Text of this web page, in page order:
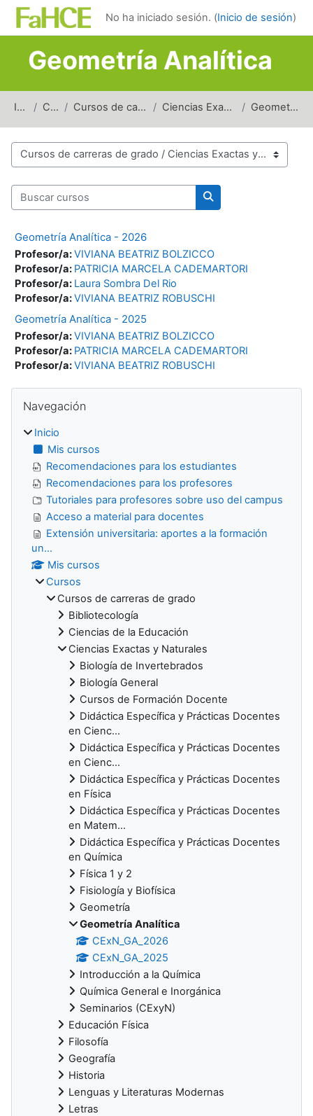
Salta al contenido principal
No ha iniciado sesión. (Inicio de sesión)
Geometría Analítica
Inicio Cursos Cursos de carreras de grado Ciencias Exactas y Naturales Geometría Analítica
Categorías del curso
Buscar cursos
Buscar cursos
Geometría Analítica - 2026
Profesor/a:VIVIANA BEATRIZ BOLZICCO
Profesor/a: PATRICIA MARCELA CADEMARTORI
Profesor/a: Laura Sombra Del Rio
Profesor/a:VIVIANA BEATRIZ ROBUSCHI
Geometría Analítica - 2025
Profesor/a:VIVIANA BEATRIZ BOLZICCO
Profesor/a: PATRICIA MARCELA CADEMARTORI
Profesor/a:VIVIANA BEATRIZ ROBUSCHI
Bloques
Navegación
Inicio
Mis cursos
Recomendaciones para los estudiantes
Recomendaciones para los profesores
Tutoriales para profesores sobre uso del campus
Acceso a material para docentes
Extensión universitaria: aportes a la formación
un...
Mis cursos
Cursos
Cursos de carreras de grado
Bibliotecología
Ciencias de la Educación
Ciencias Exactas y Naturales
Biología de Invertebrados
Biología General
Cursos de Formación Docente
Didáctica Específica y Prácticas Docentes
en Cienc...
Didáctica Específica y Prácticas Docentes
en Cienc...
Didáctica Específica y Prácticas Docentes
en Física
Didáctica Específica y Prácticas Docentes
en Matem...
Didáctica Específica y Prácticas Docentes
en Química
Física 1 y 2
Fisiología y Biofísica
Geometría
Geometría Analítica
CExN_GA_2026
CExN_GA_2025
Introducción a la Química
Química General e Inorgánica
Seminarios (CExyN)
Educación Física
Filosofía
Geografía
Historia
Lenguas y Literaturas Modernas
Letras